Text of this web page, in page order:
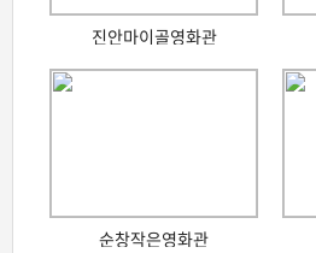
진안마이골영화관
순창작은영화관